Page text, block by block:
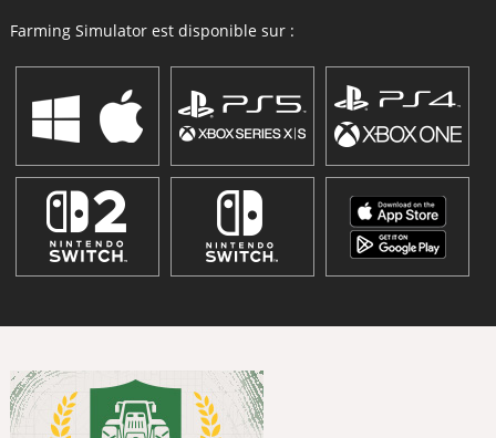
Farming Simulator est disponible sur :